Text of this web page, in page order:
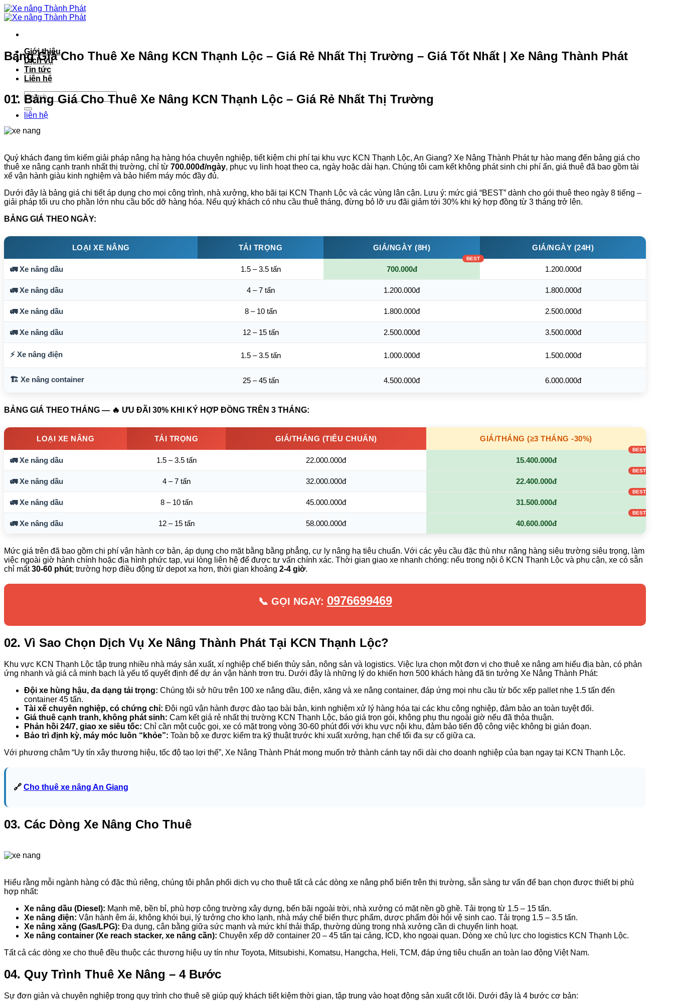
Bỏ
qua
dung
Giới thiệu
Dịch vụ
Tin tức
Liên hệ
liên hệ
Bảng Giá Cho Thuê Xe Nâng KCN Thạnh Lộc – Giá Rẻ Nhất Thị Trường – Giá Tốt Nhất | Xe Nâng Thành Phát
01. Bảng Giá Cho Thuê Xe Nâng KCN Thạnh Lộc – Giá Rẻ Nhất Thị Trường
Quý khách đang tìm kiếm giải pháp nâng hạ hàng hóa chuyên nghiệp, tiết kiệm chi phí tại khu vực KCN Thạnh Lộc, An Giang? Xe Nâng Thành Phát tự hào mang đến bảng giá cho
thuê xe nâng cạnh tranh nhất thị trường, chỉ từ 700.000đ/ngày, phục vụ linh hoạt theo ca, ngày hoặc dài hạn. Chúng tôi cam kết không phát sinh chi phí ẩn, giá thuê đã bao gồm tài
xế vận hành giàu kinh nghiệm và bảo hiểm máy móc đầy đủ.
Dưới đây là bảng giá chi tiết áp dụng cho mọi công trình, nhà xưởng, kho bãi tại KCN Thạnh Lộc và các vùng lân cận. Lưu ý: mức giá “BEST” dành cho gói thuê theo ngày 8 tiếng –
giải pháp tối ưu cho phần lớn nhu cầu bốc dỡ hàng hóa. Nếu quý khách có nhu cầu thuê tháng, đừng bỏ lỡ ưu đãi giảm tới 30% khi ký hợp đồng từ 3 tháng trở lên.
BẢNG GIÁ THEO NGÀY:
LOẠI XE NÂNG TẢI TRỌNG GIÁ/NGÀY (8H) GIÁ/NGÀY (24H)
🚛 Xe nâng dầu 1.5 – 3.5 tấn 700.000đ 1.200.000đ
🚛 Xe nâng dầu 4 – 7 tấn 1.200.000đ 1.800.000đ
🚛 Xe nâng dầu 8 – 10 tấn 1.800.000đ 2.500.000đ
🚛 Xe nâng dầu 12 – 15 tấn 2.500.000đ 3.500.000đ
⚡ Xe nâng điện 1.5 – 3.5 tấn 1.000.000đ 1.500.000đ
🏗️ Xe nâng container 25 – 45 tấn 4.500.000đ 6.000.000đ
BẢNG GIÁ THEO THÁNG — 🔥 ƯU ĐÃI 30% KHI KÝ HỢP ĐỒNG TRÊN 3 THÁNG:
LOẠI XE NÂNG TẢI TRỌNG GIÁ/THÁNG (TIÊU CHUẨN) GIÁ/THÁNG (≥3 THÁNG -30%)
🚛 Xe nâng dầu 1.5 – 3.5 tấn 22.000.000đ 15.400.000đ
🚛 Xe nâng dầu 4 – 7 tấn 32.000.000đ 22.400.000đ
🚛 Xe nâng dầu 8 – 10 tấn 45.000.000đ 31.500.000đ
🚛 Xe nâng dầu 12 – 15 tấn 58.000.000đ 40.600.000đ
Mức giá trên đã bao gồm chi phí vận hành cơ bản, áp dụng cho mặt bằng bằng phẳng, cự ly nâng hạ tiêu chuẩn. Với các yêu cầu đặc thù như nâng hàng siêu trường siêu trọng, làm
việc ngoài giờ hành chính hoặc địa hình phức tạp, vui lòng liên hệ để được tư vấn chính xác. Thời gian giao xe nhanh chóng: nếu trong nội ô KCN Thạnh Lộc và phụ cận, xe có sẵn
chỉ mất30-60 phút; trường hợp điều động từ depot xa hơn, thời gian khoảng 2-4 giờ.
📞 GỌI NGAY: 0976699469
02. Vì Sao Chọn Dịch Vụ Xe Nâng Thành Phát Tại KCN Thạnh Lộc?
Khu vực KCN Thạnh Lộc tập trung nhiều nhà máy sản xuất, xí nghiệp chế biến thủy sản, nông sản và logistics. Việc lựa chọn một đơn vị cho thuê xe nâng am hiểu địa bàn, có phản
ứng nhanh và giá cả minh bạch là yếu tố quyết định để dự án vận hành trơn tru. Dưới đây là những lý do khiến hơn 500 khách hàng đã tin tưởng Xe Nâng Thành Phát:
Đội xe hùng hậu, đa dạng tải trọng: Chúng tôi sở hữu trên 100 xe nâng dầu, điện, xăng và xe nâng container, đáp ứng mọi nhu cầu từ bốc xếp pallet nhẹ 1.5 tấn đến
container 45 tấn.
Tài xế chuyên nghiệp, có chứng chỉ: Đội ngũ vận hành được đào tạo bài bản, kinh nghiệm xử lý hàng hóa tại các khu công nghiệp, đảm bảo an toàn tuyệt đối.
Giá thuê cạnh tranh, không phát sinh: Cam kết giá rẻ nhất thị trường KCN Thạnh Lộc, báo giá trọn gói, không phụ thu ngoài giờ nếu đã thỏa thuận.
Phản hồi 24/7, giao xe siêu tốc: Chỉ cần một cuộc gọi, xe có mặt trong vòng 30-60 phút đối với khu vực nội khu, đảm bảo tiến độ công việc không bị gián đoạn.
Bảo trì định kỳ, máy móc luôn “khỏe”: Toàn bộ xe được kiểm tra kỹ thuật trước khi xuất xưởng, hạn chế tối đa sự cố giữa ca.
Với phương châm “Uy tín xây thương hiệu, tốc độ tạo lợi thế”, Xe Nâng Thành Phát mong muốn trở thành cánh tay nối dài cho doanh nghiệp của bạn ngay tại KCN Thạnh Lộc.
🔗 Cho thuê xe nâng An Giang
03. Các Dòng Xe Nâng Cho Thuê
Hiểu rằng mỗi ngành hàng có đặc thù riêng, chúng tôi phân phối dịch vụ cho thuê tất cả các dòng xe nâng phổ biến trên thị trường, sẵn sàng tư vấn để bạn chọn được thiết bị phù
hợp nhất:
Xe nâng dầu (Diesel): Mạnh mẽ, bền bỉ, phù hợp công trường xây dựng, bến bãi ngoài trời, nhà xưởng có mặt nền gồ ghề. Tải trọng từ 1.5 – 15 tấn.
Xe nâng điện: Vận hành êm ái, không khói bụi, lý tưởng cho kho lạnh, nhà máy chế biến thực phẩm, dược phẩm đòi hỏi vệ sinh cao. Tải trọng 1.5 – 3.5 tấn.
Xe nâng xăng (Gas/LPG): Đa dụng, cân bằng giữa sức mạnh và mức khí thải thấp, thường dùng trong nhà xưởng cần di chuyển linh hoạt.
Xe nâng container (Xe reach stacker, xe nâng cần): Chuyên xếp dỡ container 20 – 45 tấn tại cảng, ICD, kho ngoại quan. Dòng xe chủ lực cho logistics KCN Thạnh Lộc.
Tất cả các dòng xe cho thuê đều thuộc các thương hiệu uy tín như Toyota, Mitsubishi, Komatsu, Hangcha, Heli, TCM, đáp ứng tiêu chuẩn an toàn lao động Việt Nam.
04. Quy Trình Thuê Xe Nâng – 4 Bước
Sự đơn giản và chuyên nghiệp trong quy trình cho thuê sẽ giúp quý khách tiết kiệm thời gian, tập trung vào hoạt động sản xuất cốt lõi. Dưới đây là 4 bước cơ bản: